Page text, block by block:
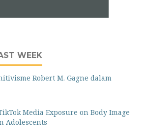
WEEK
Robert M. Gagne dalam
Media Exposure on Body Image
Adolescents